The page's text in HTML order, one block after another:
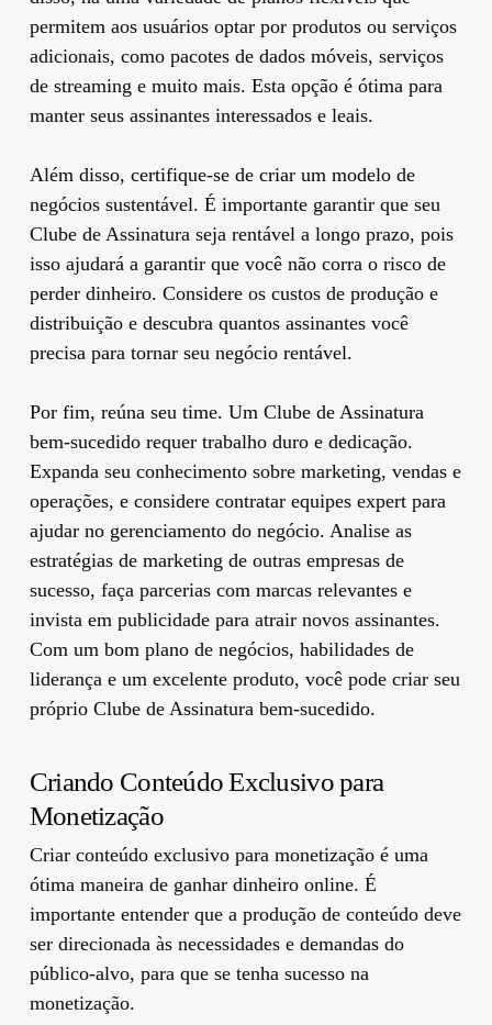
permitem aos usuários optar por produtos ou serviços
adicionais, como pacotes de dados móveis, serviços
de streaming e muito mais. Esta opção é ótima para
manter seus assinantes interessados ​​e leais.
Além disso, certifique-se de criar um modelo de
negócios sustentável. É importante garantir que seu
Clube de Assinatura seja rentável a longo prazo, pois
isso ajudará a garantir que você não corra o risco de
perder dinheiro. Considere os custos de produção e
distribuição e descubra quantos assinantes você
precisa para tornar seu negócio rentável.
Por fim, reúna seu time. Um Clube de Assinatura
bem-sucedido requer trabalho duro e dedicação.
Expanda seu conhecimento sobre marketing, vendas e
operações, e considere contratar equipes expert para
ajudar no gerenciamento do negócio. Analise as
estratégias de marketing de outras empresas de
sucesso, faça parcerias com marcas relevantes e
invista em publicidade para atrair novos assinantes.
Com um bom plano de negócios, habilidades de
liderança e um excelente produto, você pode criar seu
próprio Clube de Assinatura bem-sucedido.
Criando Conteúdo Exclusivo para
Monetização
Criar conteúdo exclusivo para monetização é uma
ótima maneira de ganhar dinheiro online. É
importante entender que a produção de conteúdo deve
ser direcionada às necessidades e demandas do
público-alvo, para que se tenha sucesso na
monetização.